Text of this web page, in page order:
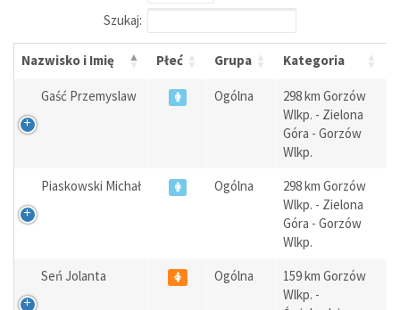
Szukaj:
Nazwisko i Imię Płeć Grupa Kategoria
Gaść Przemyslaw Ogólna
298 km Gorzów
Wlkp. - Zielona
Góra - Gorzów
Wlkp.
Piaskowski Michał
Ogólna
298 km Gorzów
Wlkp. - Zielona
Góra - Gorzów
Wlkp.
Seń Jolanta
Ogólna
159 km Gorzów
Wlkp. -